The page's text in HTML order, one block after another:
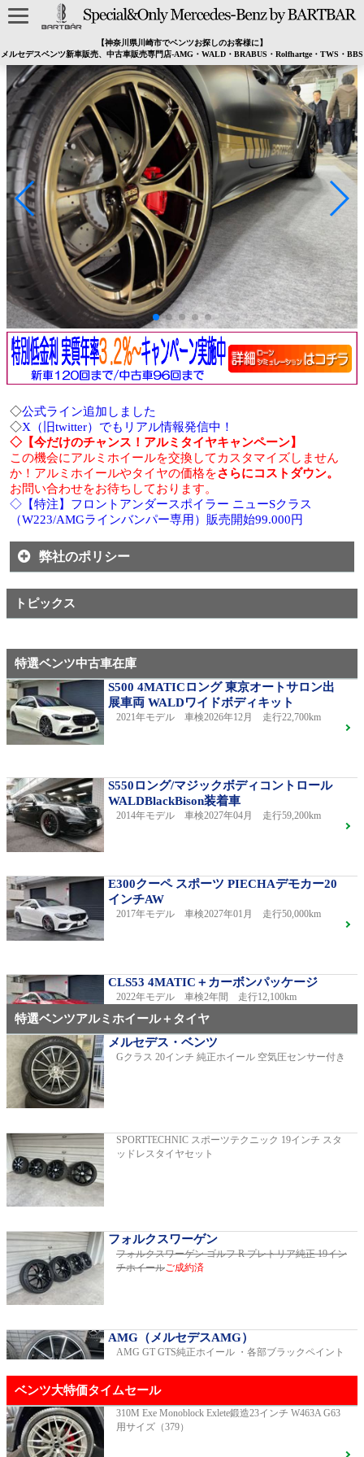
【神奈川県川崎市でベンツお探しのお客様に】
メルセデスベンツ新車販売、中古車販売専門店-AMG・WALD・BRABUS・Rolfhartge・TWS・BBS
◇公式ライン追加しました
◇X（旧twitter）でもリアル情報発信中！
◇【今だけのチャンス！アルミタイヤキャンペーン】
この機会にアルミホイールを交換してカスタマイズしません
か！アルミホイールやタイヤの価格をさらにコストダウン。
お問い合わせをお待ちしております。
◇【特注】フロントアンダースポイラー ニューSクラス
（W223/AMGラインバンパー専用）販売開始99.000円
弊社のポリシー
トピックス
特選ベンツ中古車在庫
S500 4MATICロング 東京オートサロン出
展車両 WALDワイドボディキット
2021年モデル 車検2026年12月 走行22,700km
S550ロング/マジックボディコントロール
WALDBlackBison装着車
2014年モデル 車検2027年04月 走行59,200km
E300クーペ スポーツ PIECHAデモカー20
インチAW
2017年モデル 車検2027年01月 走行50,000km
CLS53 4MATIC＋カーボンパッケージ
2022年モデル 車検2年間 走行12,100km
GT53 4MATIC+ ダイナミックプラスパッ
ケージご成約済
2024年モデル 車検2027年01月 走行8,500km
特選ベンツアルミホイール＋タイヤ
メルセデス・ベンツ
Gクラス 20インチ 純正ホイール 空気圧センサー付き
SPORTTECHNIC スポーツテクニック 19インチ スタ
ッドレスタイヤセット
フォルクスワーゲン
フォルクスワーゲン ゴルフ R プレトリア純正 19イン
チホイールご成約済
AMG（メルセデスAMG）
AMG GT GTS純正ホイール ・各部ブラックペイント
R231 SL400 ロルフハルトゲ20インチアルミホイール
ベンツ大特価タイムセール
310M Exe Monoblock Exlete鍛造23インチ W463A G63
用サイズ（379）